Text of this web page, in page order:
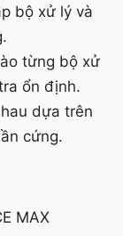
bộ xử lý và
từng bộ xử
ổn định.
dựa trên
cứng.
MAX